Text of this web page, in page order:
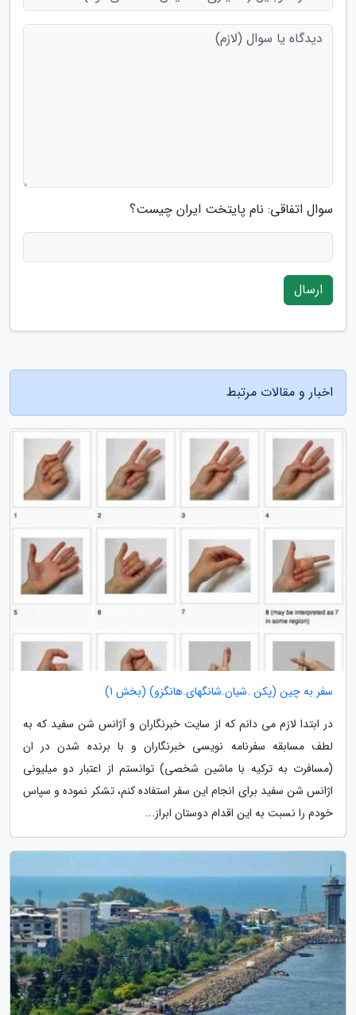
سوال اتفاقی: نام پایتخت ایران چیست؟
ارسال
اخبار و مقالات مرتبط
سفر به چین (پکن .شیان.شانگهای.هانگزو) (بخش 1)
در ابتدا لازم می دانم که از سایت خبرنگاران و آژانس شن سفید که به
لطف مسابقه سفرنامه نویسی خبرنگاران و با برنده شدن در ان
(مسافرت به ترکیه با ماشین شخصی) توانستم از اعتبار دو میلیونی
اژانس شن سفید برای انجام این سفر استفاده کنم، تشکر نموده و سپاس
خودم را نسبت به این اقدام دوستان ابراز...